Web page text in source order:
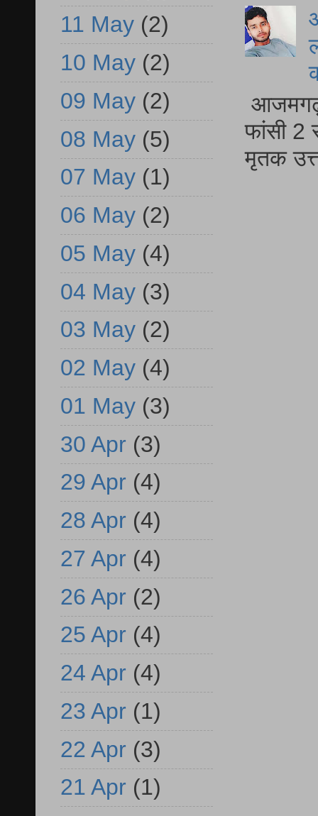
आजमगढ़
फांसी 2
मृतक
11 May (2)
10 May (2)
09 May (2)
08 May (5)
07 May (1)
06 May (2)
05 May (4)
04 May (3)
03 May (2)
02 May (4)
01 May (3)
30 Apr (3)
29 Apr (4)
28 Apr (4)
27 Apr (4)
26 Apr (2)
25 Apr (4)
24 Apr (4)
23 Apr (1)
22 Apr (3)
21 Apr (1)